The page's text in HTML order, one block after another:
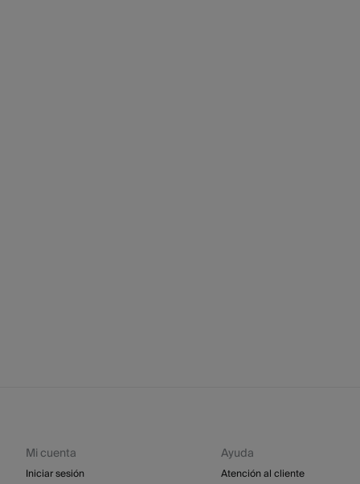
Mi cuenta
Iniciar sesión
Ayuda
Atención al cliente